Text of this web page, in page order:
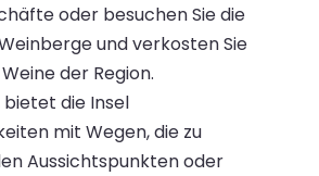
oder besuchen Sie die
und verkosten Sie
der Region.
die Insel
mit Wegen, die zu
Aussichtspunkten oder